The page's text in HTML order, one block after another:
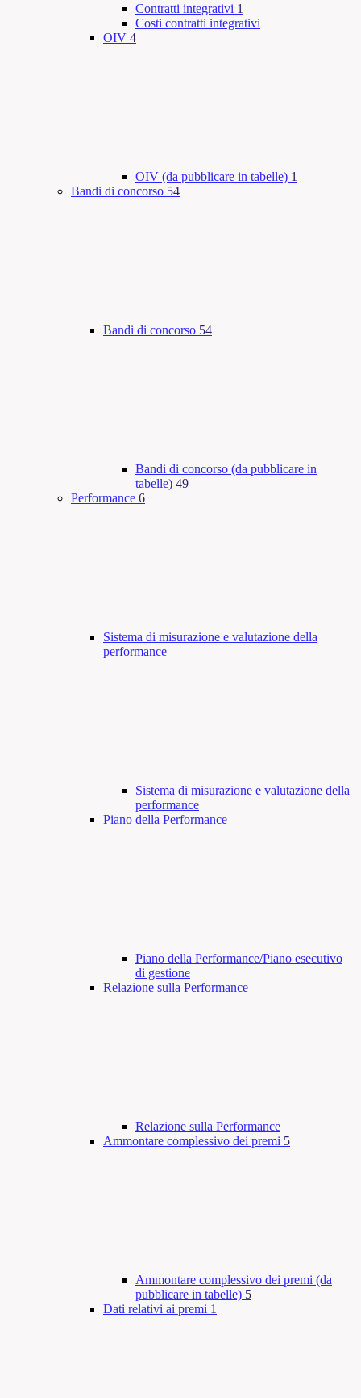
Contratti integrativi 1
Costi contratti integrativi
OIV 4
OIV (da pubblicare in tabelle) 1
Bandi di concorso 54
Bandi di concorso 54
Bandi di concorso (da pubblicare in
tabelle) 49
Performance 6
Sistema di misurazione e valutazione della
performance
Sistema di misurazione e valutazione della
performance
Piano della Performance
Piano della Performance/Piano esecutivo
di gestione
Relazione sulla Performance
Relazione sulla Performance
Ammontare complessivo dei premi 5
Ammontare complessivo dei premi (da
pubblicare in tabelle) 5
Dati relativi ai premi 1